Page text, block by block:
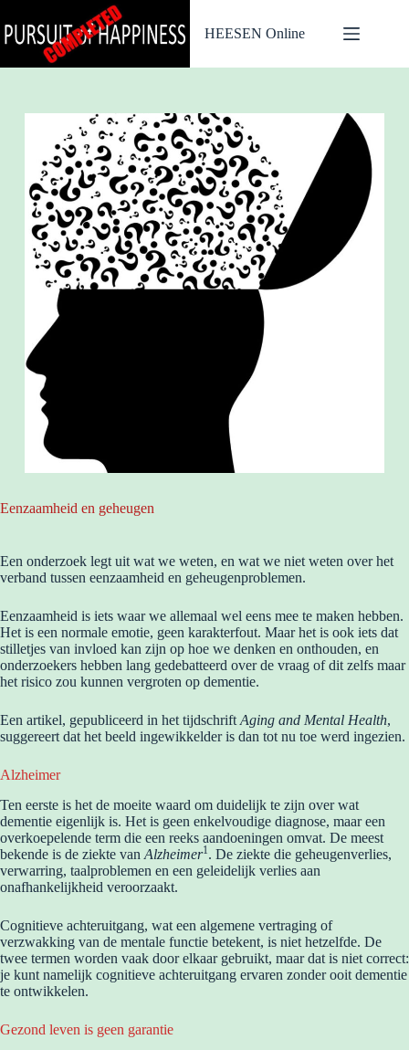
naar
de
HEESEN Online
Eenzaamheid en geheugen
Een onderzoek legt uit wat we weten, en wat we niet weten over het
verband tussen eenzaamheid en geheugenproblemen.
Eenzaamheid is iets waar we allemaal wel eens mee te maken hebben.
Het is een normale emotie, geen karakterfout. Maar het is ook iets dat
stilletjes van invloed kan zijn op hoe we denken en onthouden, en
onderzoekers hebben lang gedebatteerd over de vraag of dit zelfs maar
het risico zou kunnen vergroten op dementie.
Een artikel, gepubliceerd in het tijdschrift Aging and Mental Health,
suggereert dat het beeld ingewikkelder is dan tot nu toe werd ingezien.
Alzheimer
Ten eerste is het de moeite waard om duidelijk te zijn over wat
dementie eigenlijk is. Het is geen enkelvoudige diagnose, maar een
overkoepelende term die een reeks aandoeningen omvat. De meest
bekende is de ziekte van Alzheimer1. De ziekte die geheugenverlies,
verwarring, taalproblemen en een geleidelijk verlies aan
onafhankelijkheid veroorzaakt.
Cognitieve achteruitgang, wat een algemene vertraging of
verzwakking van de mentale functie betekent, is niet hetzelfde. De
twee termen worden vaak door elkaar gebruikt, maar dat is niet correct:
je kunt namelijk cognitieve achteruitgang ervaren zonder ooit dementie
te ontwikkelen.
Gezond leven is geen garantie